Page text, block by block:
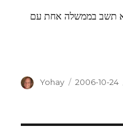
תשב בממשלה אחת עם
Author
Yohay
Posted
2006-10-24